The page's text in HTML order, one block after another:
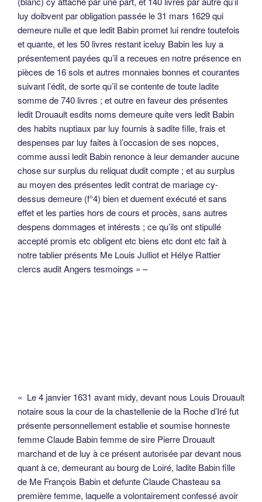
luy doibvent par obligation passée le 31 mars 1629 qui
demeure nulle et que ledit Babin promet lui rendre toutefois
et quante, et les 50 livres restant iceluy Babin les luy a
présentement payées qu’il a receues en notre présence en
pièces de 16 sols et autres monnaies bonnes et courantes
suivant l’édit, de sorte qu’il se contente de toute ladite
somme de 740 livres ; et outre en faveur des présentes
ledit Drouault esdits noms demeure quite vers ledit Babin
des habits nuptiaux par luy fournis à sadite fille, frais et
despenses par luy faites à l’occasion de ses nopces,
comme aussi ledit Babin renonce à leur demander aucune
chose sur surplus du reliquat dudit compte ; et au surplus
au moyen des présentes ledit contrat de mariage cy-
dessus demeure (f°4) bien et duement exécuté et sans
effet et les parties hors de cours et procès, sans autres
despens dommages et intérests ; ce qu’ils ont stipullé
accepté promis etc obligent etc biens etc dont etc fait à
notre tablier présents Me Louis Julliot et Hélye Rattier
clercs audit Angers tesmoings » –
« Le 4 janvier 1631 avant midy, devant nous Louis Drouault
notaire sous la cour de la chastellenie de la Roche d’Iré fut
présente personnellement establie et soumise honneste
femme Claude Babin femme de sire Pierre Drouault
marchand et de luy à ce présent autorisée par devant nous
quant à ce, demeurant au bourg de Loiré, ladite Babin fille
de Me François Babin et defunte Claude Chasteau sa
première femme, laquelle a volontairement confessé avoir